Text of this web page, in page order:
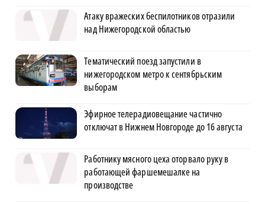
Атаку вражеских беспилотников отразили
над Нижегородской областью
Тематический поезд запустили в
нижегородском метро к сентябрьским
выборам
Эфирное телерадиовещание частично
отключат в Нижнем Новгороде до 16 августа
Работнику мясного цеха оторвало руку в
работающей фаршемешалке на
производстве